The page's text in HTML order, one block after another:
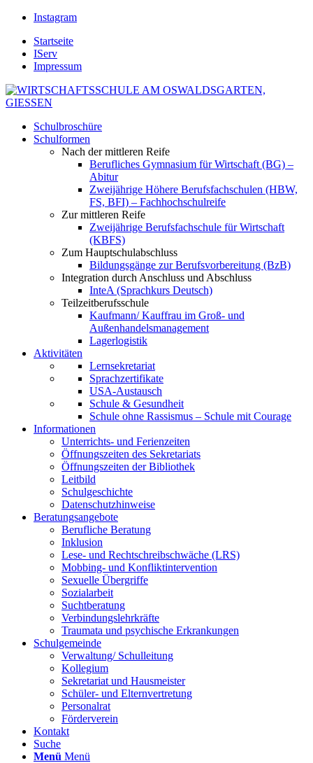
Instagram
Startseite
IServ
Impressum
Schulbroschüre
Schulformen
Nach der mittleren Reife
Berufliches Gymnasium für Wirtschaft (BG) –
Abitur
Zweijährige Höhere Berufsfachschulen (HBW,
FS, BFI) – Fachhochschulreife
Zur mittleren Reife
Zweijährige Berufsfachschule für Wirtschaft
(KBFS)
Zum Hauptschulabschluss
Bildungsgänge zur Berufsvorbereitung (BzB)
Integration durch Anschluss und Abschluss
InteA (Sprachkurs Deutsch)
Teilzeitberufsschule
Kaufmann/ Kauffrau im Groß- und
Außenhandelsmanagement
Lagerlogistik
Aktivitäten
Lernsekretariat
Sprachzertifikate
USA-Austausch
Schule & Gesundheit
Schule ohne Rassismus – Schule mit Courage
Informationen
Unterrichts- und Ferienzeiten
Öffnungszeiten des Sekretariats
Öffnungszeiten der Bibliothek
Leitbild
Schulgeschichte
Datenschutzhinweise
Beratungsangebote
Berufliche Beratung
Inklusion
Lese- und Rechtschreibschwäche (LRS)
Mobbing- und Konfliktintervention
Sexuelle Übergriffe
Sozialarbeit
Suchtberatung
Verbindungslehrkräfte
Traumata und psychische Erkrankungen
Schulgemeinde
Verwaltung/ Schulleitung
Kollegium
Sekretariat und Hausmeister
Schüler- und Elternvertretung
Personalrat
Förderverein
Kontakt
Suche
Menü Menü